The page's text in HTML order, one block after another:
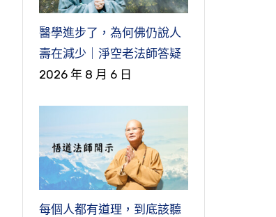
醫學進步了，為何佛仍說人
壽在減少｜淨空老法師答疑
2026 年 8 月 6 日
每個人都有道理，到底該聽